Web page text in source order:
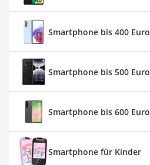
Smartphone bis 400 Euro
Smartphone bis 500 Euro
Smartphone bis 600 Euro
Smartphone für Kinder